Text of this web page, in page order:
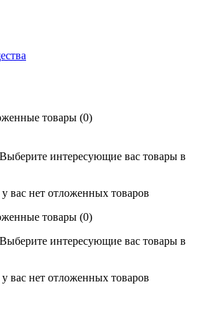
товары (0)
интересующие вас товары в
вас нет отложенных товаров
товары (0)
интересующие вас товары в
вас нет отложенных товаров